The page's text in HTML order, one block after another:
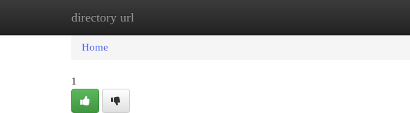
directory url
Home
Home
1